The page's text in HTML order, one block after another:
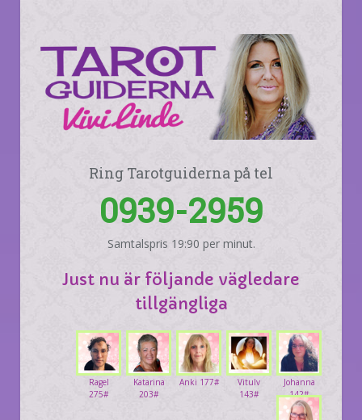
Ring Tarotguiderna på tel
0939-2959
Samtalspris 19:90 per minut.
Just nu är följande vägledare
tillgängliga
Johanna
142#
Vitulv
143#
Anki 177#
Katarina
203#
Ragel
275#